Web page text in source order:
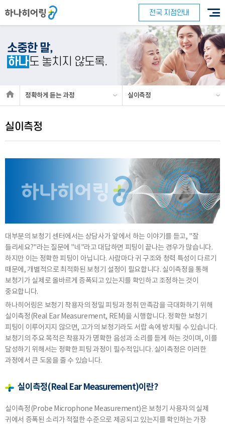
전국 지점안내
소중한 말,
하나도 놓치지 않도록.
정확하게듣는 과정 실이측정
실이측정
대부분의 보청기 센터에서는 상담사가 앞에서 하는 이야기를 듣고, "잘
들리세요?"라는 질문에 "네"라고 대답하면 피팅이 끝나는 경우가 많습니다.
하지만 이는 정확한 피팅이 아닙니다. 사람마다 귀 구조와 청력 특성이 다르기
때문에, 개별적으로 최적화된 보청기 설정이 필요합니다. 실이측정을 통해
보청기가 실제로 올바르게 증폭되고 있는지를 확인하고 조정하는 것이
중요합니다.
하나히어링은 보청기 착용자의 정밀 피팅과 청취 만족감을 극대화하기 위해
실이측정(Real Ear Measurement, REM)을 시행합니다. 정확한 보청기
피팅이 이루어지지 않으면, 고가의 보청기라도 서랍 속에 방치될 수 있습니다.
보청기의 주요 목적은 착용자가 명확한 음성과 소리를 듣게 하는 것이며, 이를
달성하기 위해서는 정확한 피팅 과정이 필수적입니다. 실이측정은 이러한
과정에서 큰 도움을 줄 수 있습니다.
실이측정(Real Ear Measurement)이란?
실이측정(Probe Microphone Measurement)은 보청기 사용자의 실제
귀에서 증폭된 소리가 적절한 수준으로 제공되고 있는지를 확인하는 가장